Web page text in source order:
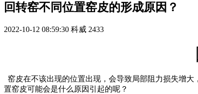
回转窑不同位置窑皮的形成原因？
2022-10-12 08:59:30 科威 2433
窑皮在不该出现的位置出现，会导致局部阻力损失增
置窑皮可能会是什么原因引起的呢？